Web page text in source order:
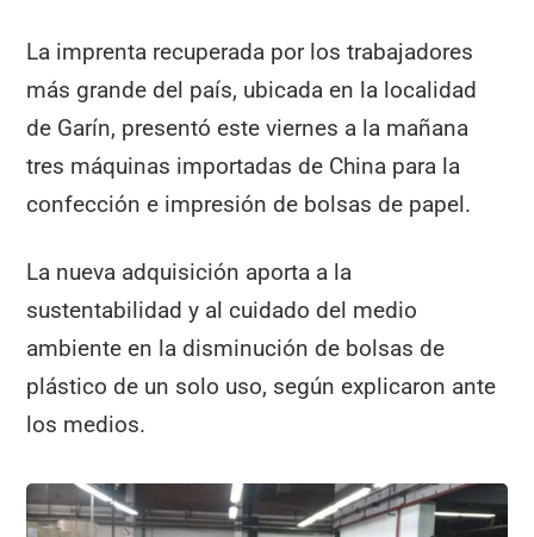
La imprenta recuperada por los trabajadores
más grande del país, ubicada en la localidad
de Garín, presentó este viernes a la mañana
tres máquinas importadas de China para la
confección e impresión de bolsas de papel.
La nueva adquisición aporta a la
sustentabilidad y al cuidado del medio
ambiente en la disminución de bolsas de
plástico de un solo uso, según explicaron ante
los medios.